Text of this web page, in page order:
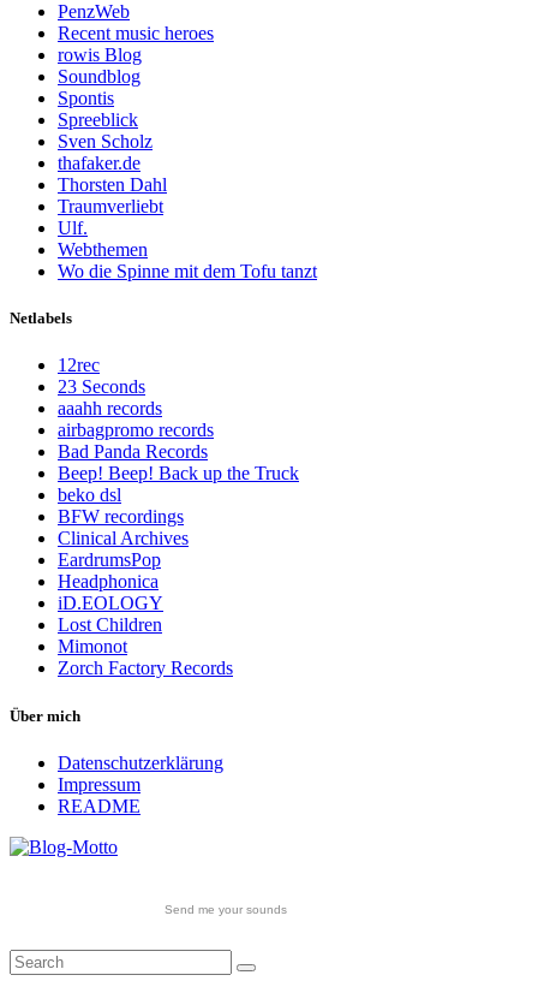
PenzWeb
Recent music heroes
rowis Blog
Soundblog
Spontis
Spreeblick
Sven Scholz
thafaker.de
Thorsten Dahl
Traumverliebt
Ulf.
Webthemen
Wo die Spinne mit dem Tofu tanzt
Netlabels
12rec
23 Seconds
aaahh records
airbagpromo records
Bad Panda Records
Beep! Beep! Back up the Truck
beko dsl
BFW recordings
Clinical Archives
EardrumsPop
Headphonica
iD.EOLOGY
Lost Children
Mimonot
Zorch Factory Records
Über mich
Datenschutzerklärung
Impressum
README
Send me your sounds